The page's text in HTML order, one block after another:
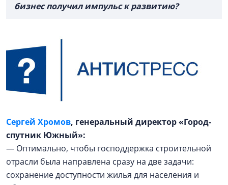
бизнес получил импульс к развитию?
Сергей Хромов, генеральный директор «Город-
спутник Южный»:
— Оптимально, чтобы господдержка строительной
отрасли была направлена сразу на две задачи:
сохранение доступности жилья для населения и